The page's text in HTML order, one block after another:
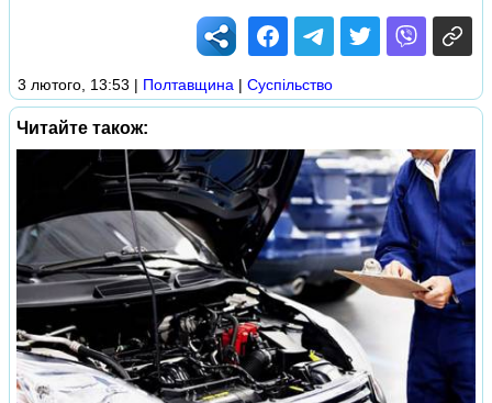
3 лютого, 13:53 | Полтавщина | Суспільство
Читайте також: